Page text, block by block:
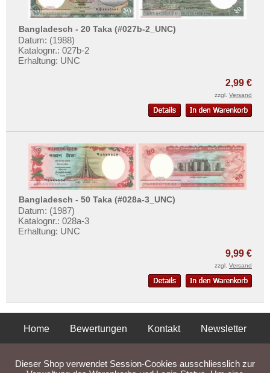
Bangladesch - 20 Taka (#027b-2_UNC)
Datum: (1988)
Katalognr.: 027b-2
Erhaltung: UNC
2,99 €
zzgl. Versand
Bangladesch - 50 Taka (#028a-3_UNC)
Datum: (1987)
Katalognr.: 028a-3
Erhaltung: UNC
9,99 €
zzgl. Versand
Home Bewertungen Kontakt
Newsletter
Liefer- und Versandkosten
Dieser Shop verwendet Session-Cookies ausschliesslich zur